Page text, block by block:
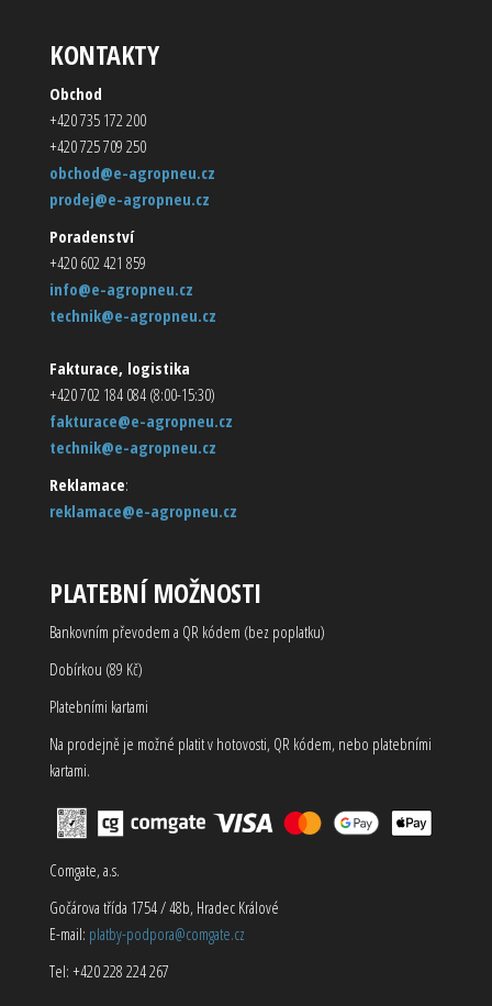
KONTAKTY
Obchod
+420 735 172 200
+420 725 709 250
obchod@e-agropneu.cz
prodej@e-agropneu.cz
Poradenství
+420 602 421 859
info@e-agropneu.cz
technik@e-agropneu.cz
Fakturace, logistika
+420 702 184 084 (8:00-15:30)
fakturace@e-agropneu.cz
technik@e-agropneu.cz
Reklamace:
reklamace@e-agropneu.cz
PLATEBNÍ MOŽNOSTI
Bankovním převodem a QR kódem (bez poplatku)
Dobírkou (89 Kč)
Platebními kartami
Na prodejně je možné platit v hotovosti, QR kódem, nebo platebními
kartami.
Comgate, a.s.
Gočárova třída 1754 / 48b, Hradec Králové
E-mail: platby-podpora@comgate.cz
Tel: +420 228 224 267